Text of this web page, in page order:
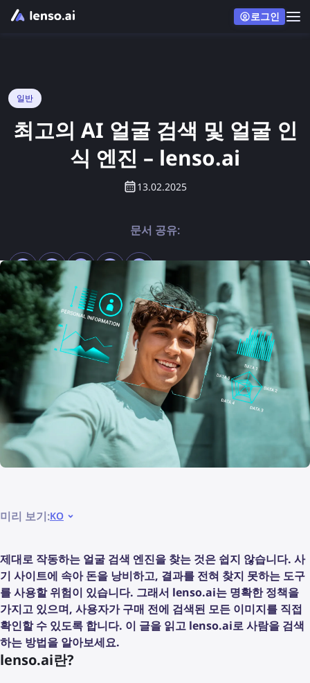
로그인
일반
최고의 AI 얼굴 검색 및 얼굴 인
식 엔진 – lenso.ai
13.02.2025
문서 공유:
미리 보기:KO
제대로 작동하는 얼굴 검색 엔진을 찾는 것은 쉽지 않습니다. 사
기 사이트에 속아 돈을 낭비하고, 결과를 전혀 찾지 못하는 도구
를 사용할 위험이 있습니다. 그래서 lenso.ai는 명확한 정책을
가지고 있으며, 사용자가 구매 전에 검색된 모든 이미지를 직접
확인할 수 있도록 합니다. 이 글을 읽고 lenso.ai로 사람을 검색
하는 방법을 알아보세요.
lenso.ai란?